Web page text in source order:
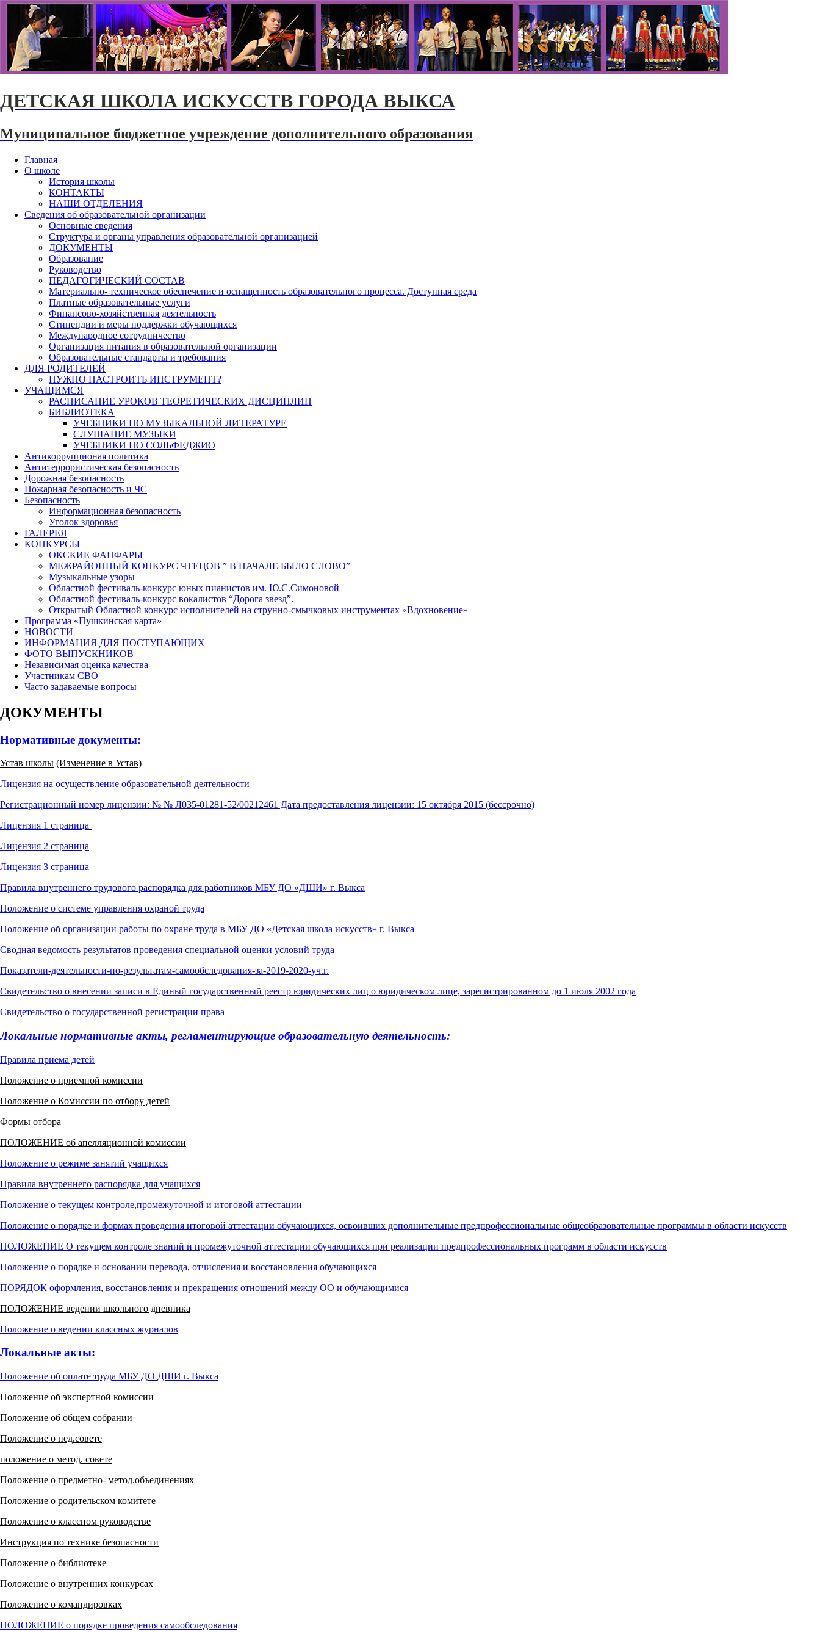
ДЕТСКАЯ ШКОЛА ИСКУССТВ ГОРОДА ВЫКСА
Муниципальное бюджетное учреждение дополнительного образования
Главная
О школе
История школы
КОНТАКТЫ
НАШИ ОТДЕЛЕНИЯ
Сведения об образовательной организации
Основные сведения
Структура и органы управления образовательной организацией
ДОКУМЕНТЫ
Образование
Руководство
ПЕДАГОГИЧЕСКИЙ СОСТАВ
Материально- техническое обеспечение и оснащенность образовательного процесса. Доступная среда
Платные образовательные услуги
Финансово-хозяйственная деятельность
Стипендии и меры поддержки обучающихся
Международное сотрудничество
Организация питания в образовательной организации
Образовательные стандарты и требования
ДЛЯ РОДИТЕЛЕЙ
НУЖНО НАСТРОИТЬ ИНСТРУМЕНТ?
УЧАЩИМСЯ
РАСПИСАНИЕ УРОКОВ ТЕОРЕТИЧЕСКИХ ДИСЦИПЛИН
БИБЛИОТЕКА
УЧЕБНИКИ ПО МУЗЫКАЛЬНОЙ ЛИТЕРАТУРЕ
СЛУШАНИЕ МУЗЫКИ
УЧЕБНИКИ ПО СОЛЬФЕДЖИО
Антикоррупционая политика
Антитеррористическая безопасность
Дорожная безопасность
Пожарная безопасность и ЧС
Безопасность
Информационная безопасность
Уголок здоровья
ГАЛЕРЕЯ
КОНКУРСЫ
ОКСКИЕ ФАНФАРЫ
МЕЖРАЙОННЫЙ КОНКУРС ЧТЕЦОВ ” В НАЧАЛЕ БЫЛО СЛОВО”
Музыкальные узоры
Областной фестиваль-конкурс юных пианистов им. Ю.С.Симоновой
Областной фестиваль-конкурс вокалистов “Дорога звезд”.
Открытый Областной конкурс исполнителей на струнно-смычковых инструментах «Вдохновение»
Программа «Пушкинская карта»
НОВОСТИ
ИНФОРМАЦИЯ ДЛЯ ПОСТУПАЮЩИХ
ФОТО ВЫПУСКНИКОВ
Независимая оценка качества
Участникам СВО
Часто задаваемые вопросы
ДОКУМЕНТЫ
Нормативные документы:
Устав школы (Изменение в Устав)
Лицензия на осуществление образовательной деятельности
Регистрационный номер лицензии: № № Л035-01281-52/00212461 Дата предоставления лицензии: 15 октября 2015 (бессрочно)
Лицензия 1 страница
Лицензия 2 страница
Лицензия 3 страница
Правила внутреннего трудового распорядка для работников МБУ ДО «ДШИ» г. Выкса
Положение о системе управления охраной труда
Положение об организации работы по охране труда в МБУ ДО «Детская школа искусств» г. Выкса
Сводная ведомость результатов проведения специальной оценки условий труда
Показатели-деятельности-по-результатам-самообследования-за-2019-2020-уч.г.
Свидетельство о внесении записи в Единый государственный реестр юридических лиц о юридическом лице, зарегистрированном до 1 июля 2002 года
Свидетельство о государственной регистрации права
Локальные нормативные акты, регламентирующие образовательную деятельность:
Правила приема детей
Положение о приемной комиссии
Положение о Комиссии по отбору детей
Формы отбора
ПОЛОЖЕНИЕ об апелляционной комиссии
Положение о режиме занятий учащихся
Правила внутреннего распорядка для учащихся
Положение о текущем контроле,промежуточной и итоговой аттестации
Положение о порядке и формах проведения итоговой аттестации обучающихся, освоивших дополнительные предпрофессиональные общеобразовательные программы в области искусств
ПОЛОЖЕНИЕ О текущем контроле знаний и промежуточной аттестации обучающихся при реализации предпрофессиональных программ в области искусств
Положение о порядке и основании перевода, отчисления и восстановления обучающихся
ПОРЯДОК оформления, восстановления и прекращения отношений между ОО и обучающимися
ПОЛОЖЕНИЕ ведении школьного дневника
Положение о ведении классных журналов
Локальные акты:
Положение об оплате труда МБУ ДО ДШИ г. Выкса
Положение об экспертной комиссии
Положение об общем собрании
Положение о пед.совете
положение о метод. совете
Положение о предметно- метод.объединениях
Положение о родительском комитете
Положение о классном руководстве
Инструкция по технике безопасности
Положение о библиотеке
Положение о внутренних конкурсах
Положение о командировках
ПОЛОЖЕНИЕ о порядке проведения самообследования